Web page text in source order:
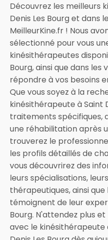
Découvrez les meilleurs
Denis Les Bourg et dans
MeilleurKine.fr ! Nous
sélectionné pour vous
kinésithérapeutes
Bourg, ainsi que dans les
répondre à vos besoins
Que vous soyez à la
kinésithérapeute à Saint
traitements spécifiques,
une réhabilitation après
trouverez le
les profils détaillés de
vous découvrirez des
leurs spécialisations,
thérapeutiques, ainsi
témoignent de leur
Bourg. N'attendez plus
avec le kinésithérapeute